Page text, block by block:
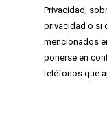
Privacidad,
privacidad o si
mencionados
ponerse en
teléfonos que